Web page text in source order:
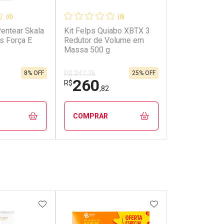
(0)
Skala
Força E
8% OFF
(0)
Kit Felps Quiabo XBTX 3
Redutor de Volume em
Massa 500 g
R$ 347,76
R$260,82
25% OFF
COMPRAR
ADICIONAR AOS FAVORITOSADICIONAR AOS